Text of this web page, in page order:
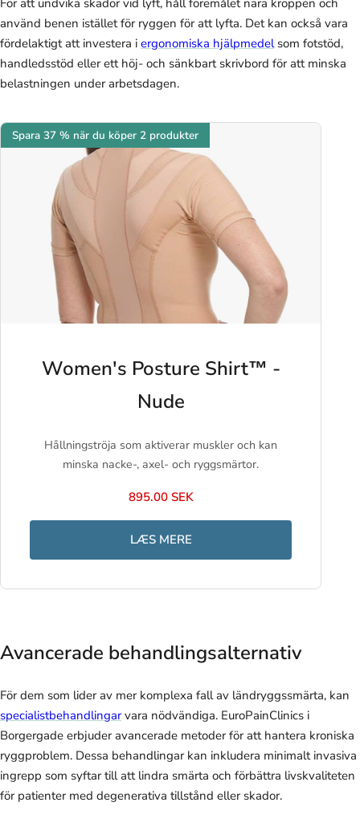
För att undvika skador vid lyft, håll föremålet nära kroppen och
använd benen istället för ryggen för att lyfta. Det kan också vara
fördelaktigt att investera i ergonomiska hjälpmedelsom fotstöd,
handledsstöd eller ett höj- och sänkbart skrivbord för att minska
belastningen under arbetsdagen.
Spara 37 % när du köper 2 produkter
Women's Posture Shirt™ -
Nude
Hållningströja som aktiverar muskler och kan
minska nacke-, axel- och ryggsmärtor.
895.00 SEK
LÆS MERE
Avancerade behandlingsalternativ
För dem som lider av mer komplexa fall av ländryggssmärta, kan
specialistbehandlingarvara nödvändiga. EuroPainClinics i
Borgergade erbjuder avancerade metoder för att hantera kroniska
ryggproblem. Dessa behandlingar kan inkludera minimalt invasiva
ingrepp som syftar till att lindra smärta och förbättra livskvaliteten
för patienter med degenerativa tillstånd eller skador.